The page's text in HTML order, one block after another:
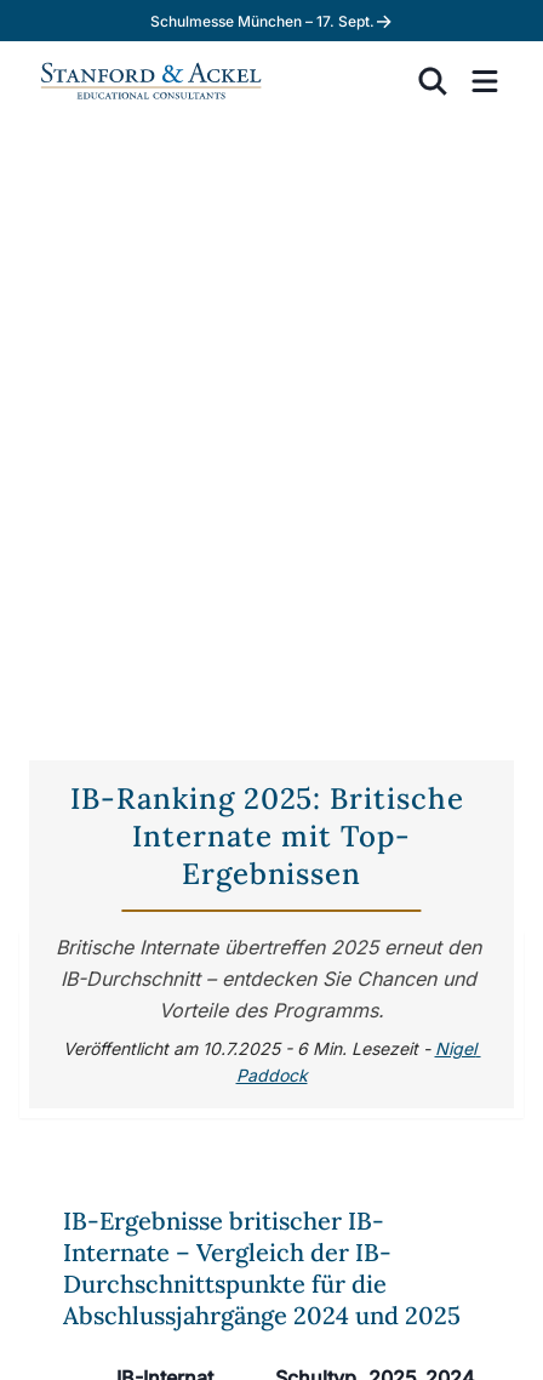
Schulmesse München – 17. Sept. →
IB-Ranking 2025: Britische
Internate mit Top-
Ergebnissen
Britische Internate übertreffen 2025 erneut den
IB-Durchschnitt – entdecken Sie Chancen und
Vorteile des Programms.
Veröffentlicht am 10.7.2025 - 6 Min. Lesezeit - Nigel
Paddock
IB-Ergebnisse britischer IB-
Internate – Vergleich der IB-
Durchschnittspunkte für die
Abschlussjahrgänge 2024 und 2025